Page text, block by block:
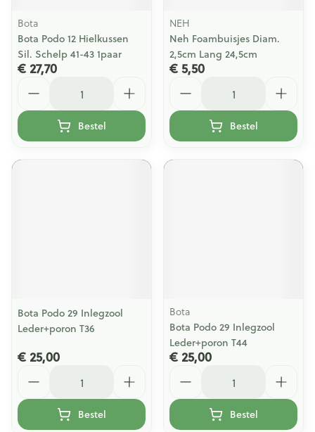
Bota
Bota Podo 12 Hielkussen
Sil. Schelp 41-43 1paar
€ 27,70
Bestel
NEH
Neh Foambuisjes Diam.
2,5cm Lang 24,5cm
€ 5,50
Bestel
Bota Podo 29 Inlegzool
Leder+poron T36
€ 25,00
Bestel
Bota
Bota Podo 29 Inlegzool
Leder+poron T44
€ 25,00
Bestel